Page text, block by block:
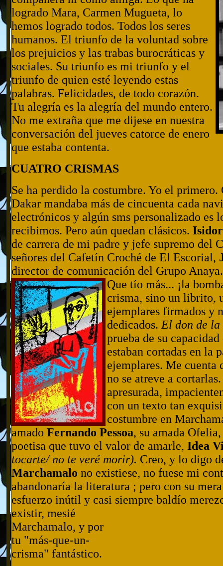
logrado Mara, Carmen Mugueta, lo
hemos logrado todos. Todos los seres
humanos. El triunfo de la voluntad sobre
los prejuicios y las trabas burocráticas y
sociales. Su triunfo es mi triunfo y el
triunfo de quien esté leyendo estas
palabras. Felicidades, de todo corazón.
Tu alegría es la alegría del mundo entero.
No me extraña que me dijese en nuestra
conversación del jueves catorce de enero
que estaba contenta.
CUATRO CRISMAS
Se ha perdido la costumbre. Yo el primero.
Dakar mandaba más de cincuenta cada
electrónicos y algún sms personalizado es
recibimos. Pero aún quedan clásicos.
de carrera de mi padre y jefe supremo del
señores del Cafetín Croché de El Escorial,
director de comunicación del Grupo
Que tío más... ¡la
crisma, sino un librito,
ejemplares firmados y
dedicados. El don de
prueba de su
estaban cortadas en la
ejemplares. Me cuenta
no se atreve a
apresurada,
con un texto tan
costumbre en
amado Fernando Pessoa, su amada
poetisa que tuvo el valor de amarle, Idea
tocarte/ no te veré morir). Creo, y lo digo
Marchamalo no existiese, no fuese mi
abandonaría la literatura ; pero con su
esfuerzo inútil y casi siempre baldío
existir, mesié
Marchamalo, y por
tu "más-que-un-
crisma" fantástico.